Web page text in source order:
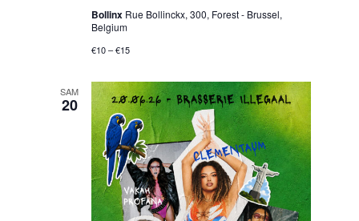
g
a
t
e
w
Bollinx Rue Bollinckx, 300, Forest - Brussel,
Belgium
€10 – €15
SAM
20